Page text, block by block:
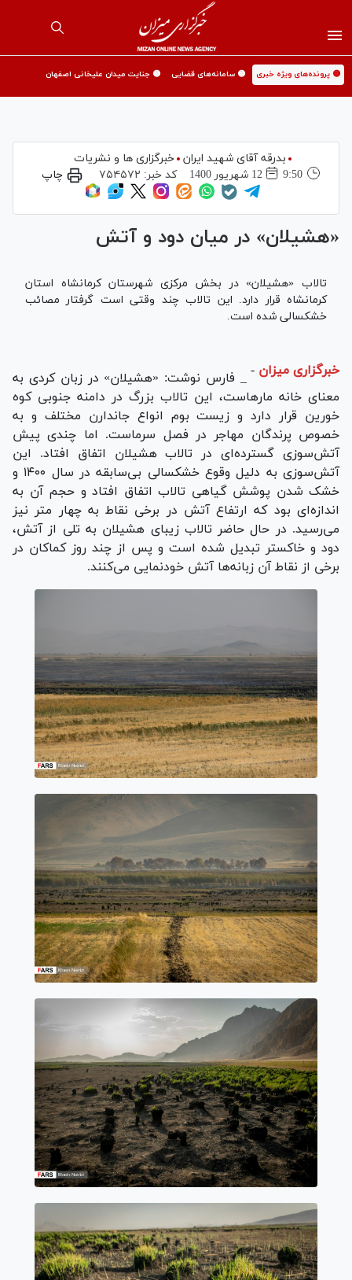
🟡 پرونده‌های ویژه خبری 🟡 سامانه‌های قضایی 🟡 جنایت میدان علیخانی اصفهان
بدرقه آقای شهید ایران
خبرگزاری ها و نشریات
9:50
12 شهريور 1400 کد خبر: ۷۵۴۵۷۲ چاپ
«هشیلان» در میان دود و آتش
تالاب «هشیلان» در بخش مرکزی شهرستان کرمانشاه استان
کرمانشاه قرار دارد. این تالاب چند وقتی است گرفتار مصائب
خشکسالی شده است.
خبرگزاری میزان - _ فارس نوشت: «هشیلان» در زبان کردی به
معنای خانه مارهاست، این تالاب بزرگ در دامنه جنوبی کوه
خورین قرار دارد و زیست بوم انواع جاندارن مختلف و به
خصوص پرندگان مهاجر در فصل سرماست. اما چندی پیش
آتش‌سوزی گسترده‌ای در تالاب هشیلان اتفاق افتاد. این
آتش‌سوزی به دلیل وقوع خشکسالی بی‌سابقه در سال ۱۴۰۰ و
خشک شدن پوشش گیاهی تالاب اتفاق افتاد و حجم آن به
اندازه‌ای بود که ارتفاع آتش در برخی نقاط به چهار متر نیز
می‌رسید. در حال حاضر تالاب زیبای هشیلان به تلی از آتش،
دود و خاکستر تبدیل شده است و پس از چند روز کماکان در
برخی از نقاط آن زبانه‌ها آتش خودنمایی می‌کنند.